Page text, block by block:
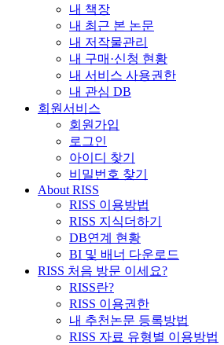
내 책장
내 최근 본 논문
내 저작물관리
내 구매·신청 현황
내 서비스 사용권한
내 관심 DB
회원서비스
회원가입
로그인
아이디 찾기
비밀번호 찾기
About RISS
RISS 이용방법
RISS 지식더하기
DB연계 현황
BI 및 배너 다운로드
RISS 처음 방문 이세요?
RISS란?
RISS 이용권한
내 추천논문 등록방법
RISS 자료 유형별 이용방법